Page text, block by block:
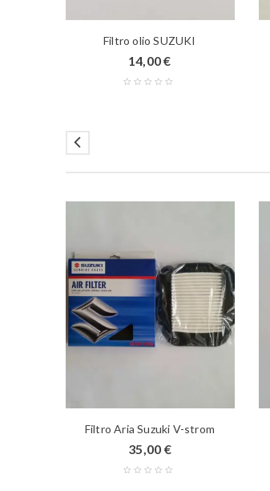
Filtro olio SUZUKI
14,00€
Filtro Aria Suzuki V-strom
35,00 €